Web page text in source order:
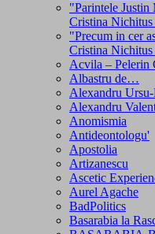
"Parintele
Cristina Nichitus
"Precum in cer
Cristina Nichitus
Acvila – Pelerin
Albastru de…
Alexandru
Alexandru
Anomismia
Antideontologu'
Apostolia
Artizanescu
Ascetic
Aurel Agache
BadPolitics
Basarabia la